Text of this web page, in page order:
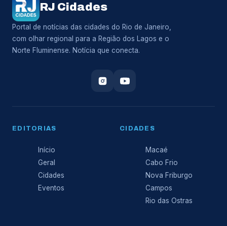
RJ Cidades
Portal de notícias das cidades do Rio de Janeiro,
com olhar regional para a Região dos Lagos e o
Norte Fluminense. Notícia que conecta.
EDITORIAS
Início
Geral
Cidades
Eventos
CIDADES
Macaé
Cabo Frio
Nova Friburgo
Campos
Rio das Ostras